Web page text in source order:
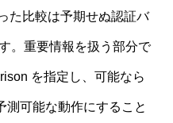
た比較は予期せぬ認証バ
。重要情報を扱う部分で
を指定し、可能なら
測可能な動作にすること